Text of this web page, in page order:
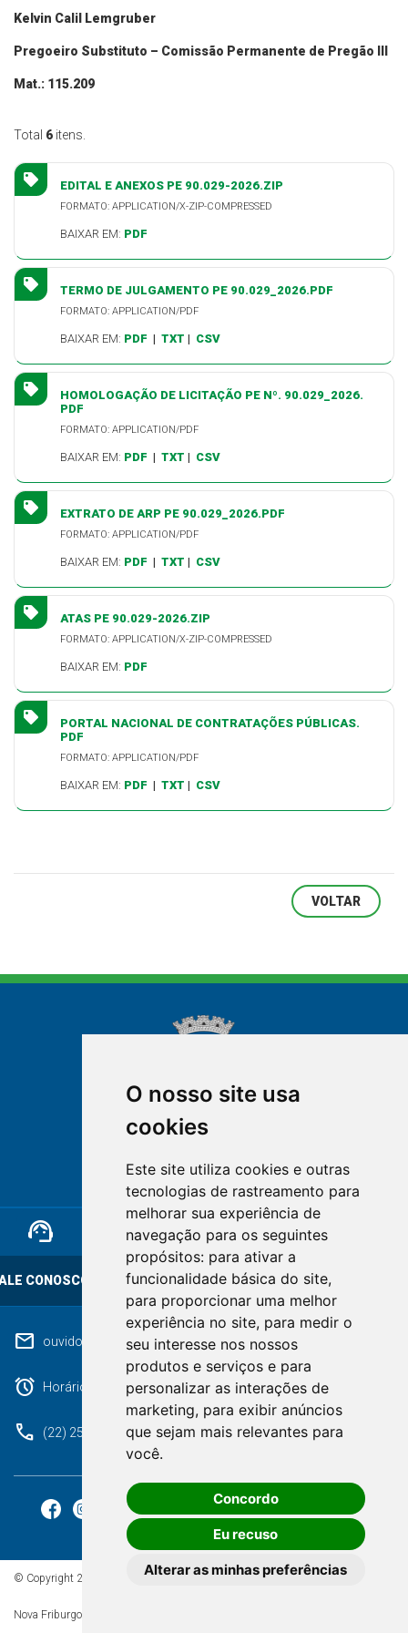
O nosso site usa
cookies
Este site utiliza cookies e outras
tecnologias de rastreamento para
melhorar sua experiência de
navegação para os seguintes
propósitos: para ativar a
funcionalidade básica do site,
para proporcionar uma melhor
experiência no site, para medir o
seu interesse nos nossos
produtos e serviços e para
personalizar as interações de
marketing, para exibir anúncios
que sejam mais relevantes para
você.
Concordo
Eu recuso
Alterar as minhas preferências
Kelvin Calil Lemgruber
Pregoeiro Substituto – Comissão Permanente de Pregão III
Mat.: 115.209
Total 6 itens.
EDITAL E ANEXOS PE 90.029-2026.ZIP
FORMATO: APPLICATION/X-ZIP-COMPRESSED
BAIXAR EM: PDF
TERMO DE JULGAMENTO PE 90.029_2026.PDF
FORMATO: APPLICATION/PDF
BAIXAR EM: PDF | TXT | CSV
HOMOLOGAÇÃO DE LICITAÇÃO PE Nº. 90.029_2026.
PDF
FORMATO: APPLICATION/PDF
BAIXAR EM: PDF | TXT | CSV
EXTRATO DE ARP PE 90.029_2026.PDF
FORMATO: APPLICATION/PDF
BAIXAR EM: PDF | TXT | CSV
ATAS PE 90.029-2026.ZIP
FORMATO: APPLICATION/X-ZIP-COMPRESSED
BAIXAR EM: PDF
PORTAL NACIONAL DE CONTRATAÇÕES PÚBLICAS.
PDF
FORMATO: APPLICATION/PDF
BAIXAR EM: PDF | TXT | CSV
VOLTAR
NOVA FRIBURGO
RIO DE JANEIRO
mail ouvidoriageral@pmnf.rj.gov.br
alarm Horário de atendimento: Segunda a Sexta das 09h às 17h.
phone (22) 2525-9100
support_agent
CONOSCO
mail
OUVIDORIA
© Copyright 2026 - Todos os direitos reservados à Prefeitura de
Nova Friburgo/RJ